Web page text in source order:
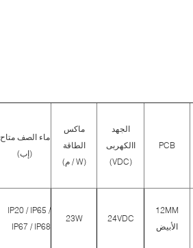
PCB
الجهد
االكهربى
(VDC)
ماكس
الطاقة
(W / م)
ماء الصف متاح
(إب)
12MM
الأبيض
24VDC
23W
IP20 / IP65 /
IP67 / IP68